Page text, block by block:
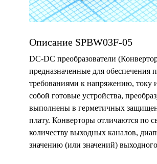
Описание SPBW03F-05
DC-DC преобразователи
предназначенные для обеспечения
требованиями к напряжению, току
собой готовые устройства,
выполнены в герметичных
плату. Конверторы отличаются по
количеству выходных каналов,
значению (или значений)